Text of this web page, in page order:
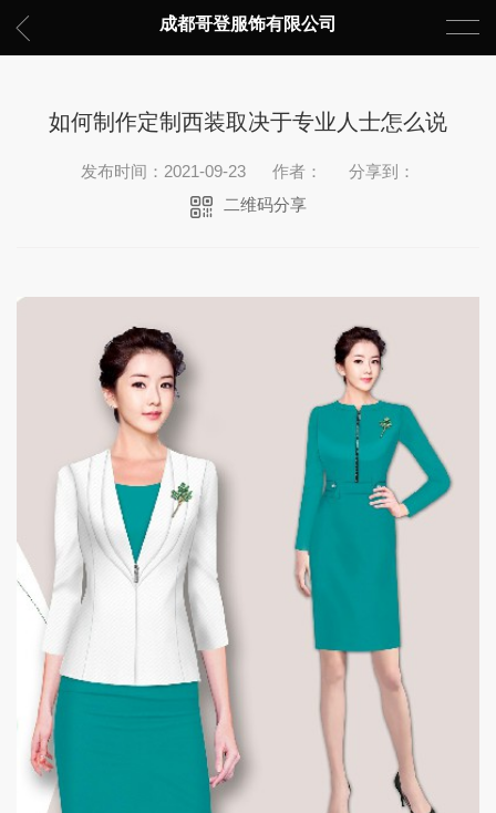
成都哥登服饰有限公司
如何制作定制西装取决于专业人士怎么说
发布时间：2021-09-23 作者：
分享到：
二维码分享